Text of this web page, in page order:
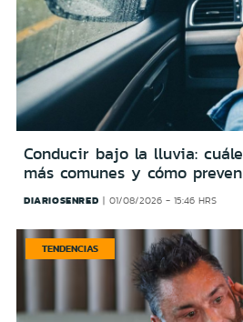
Conducir bajo la lluvia:
más comunes y cómo
DIARIOSENRED 01/08/2026 - 15:46 HRS
TENDENCIAS